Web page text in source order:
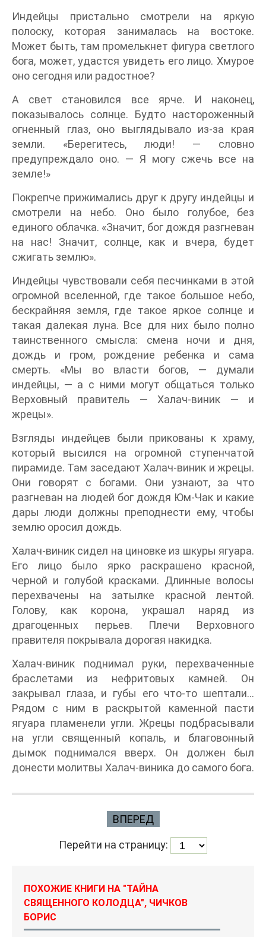
Индейцы пристально смотрели на яркую
полоску, которая занималась на востоке.
Может быть, там промелькнет фигура светлого
бога, может, удастся увидеть его лицо. Хмурое
оно сегодня или радостное?
А свет становился все ярче. И наконец,
показывалось солнце. Будто настороженный
огненный глаз, оно выглядывало из-за края
земли. «Берегитесь, люди! — словно
предупреждало оно. — Я могу сжечь все на
земле!»
Покрепче прижимались друг к другу индейцы и
смотрели на небо. Оно было голубое, без
единого облачка. «Значит, бог дождя разгневан
на нас! Значит, солнце, как и вчера, будет
сжигать землю».
Индейцы чувствовали себя песчинками в этой
огромной вселенной, где такое большое небо,
бескрайняя земля, где такое яркое солнце и
такая далекая луна. Все для них было полно
таинственного смысла: смена ночи и дня,
дождь и гром, рождение ребенка и сама
смерть. «Мы во власти богов, — думали
индейцы, — а с ними могут общаться только
Верховный правитель — Халач-виник — и
жрецы».
Взгляды индейцев были прикованы к храму,
который высился на огромной ступенчатой
пирамиде. Там заседают Халач-виник и жрецы.
Они говорят с богами. Они узнают, за что
разгневан на людей бог дождя Юм-Чак и какие
дары люди должны преподнести ему, чтобы
землю оросил дождь.
Халач-виник сидел на циновке из шкуры ягуара.
Его лицо было ярко раскрашено красной,
черной и голубой красками. Длинные волосы
перехвачены на затылке красной лентой.
Голову, как корона, украшал наряд из
драгоценных перьев. Плечи Верховного
правителя покрывала дорогая накидка.
Халач-виник поднимал руки, перехваченные
браслетами из нефритовых камней. Он
закрывал глаза, и губы его что-то шептали…
Рядом с ним в раскрытой каменной пасти
ягуара пламенели угли. Жрецы подбрасывали
на угли священный копаль, и благовонный
дымок поднимался вверх. Он должен был
донести молитвы Халач-виника до самого бога.
ВПЕРЕД
Перейти на страницу:
ПОХОЖИЕ КНИГИ НА "ТАЙНА
СВЯЩЕННОГО КОЛОДЦА", ЧИЧКОВ
БОРИС